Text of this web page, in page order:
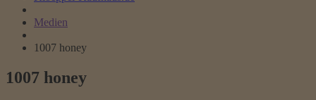
Medien
1007 honey
1007 honey